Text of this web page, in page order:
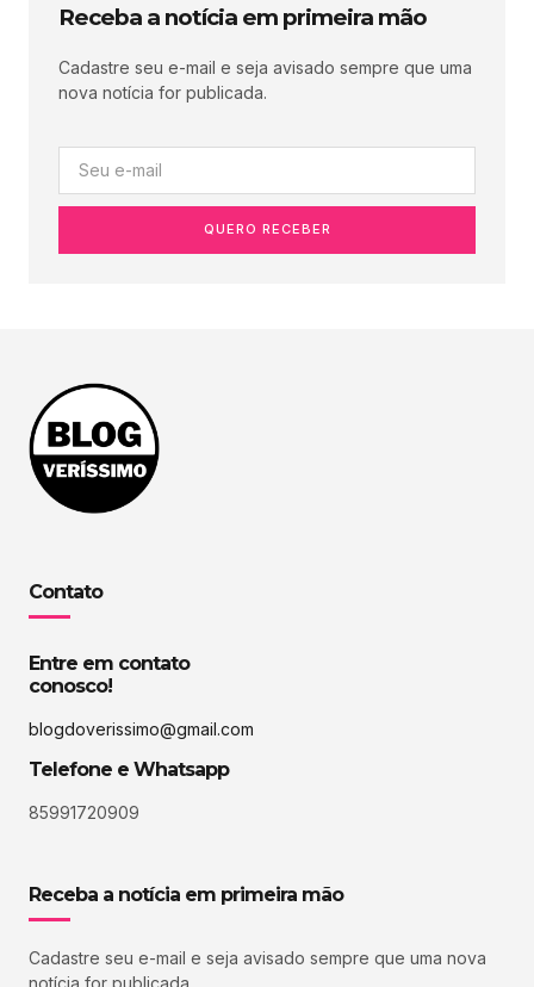
Receba a notícia em primeira mão
Cadastre seu e-mail e seja avisado sempre que uma
nova notícia for publicada.
QUERO RECEBER
Contato
Entre em contato
conosco!
blogdoverissimo@gmail.com
Telefone e Whatsapp
85991720909
Receba a notícia em primeira mão
Cadastre seu e-mail e seja avisado sempre que uma nova
notícia for publicada.